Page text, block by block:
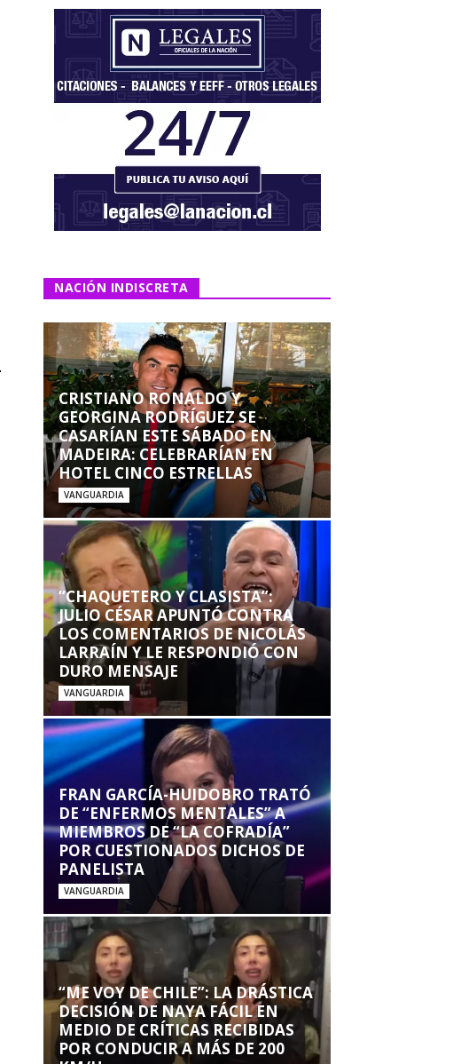
NACIÓN INDISCRETA
CRISTIANO RONALDO Y
GEORGINA RODRÍGUEZ SE
CASARÍAN ESTE SÁBADO EN
MADEIRA: CELEBRARÍAN EN
HOTEL CINCO ESTRELLAS
VANGUARDIA
“CHAQUETERO Y CLASISTA”:
JULIO CÉSAR APUNTÓ CONTRA
LOS COMENTARIOS DE NICOLÁS
LARRAÍN Y LE RESPONDIÓ CON
DURO MENSAJE
VANGUARDIA
FRAN GARCÍA-HUIDOBRO TRATÓ
DE “ENFERMOS MENTALES” A
MIEMBROS DE “LA COFRADÍA”
POR CUESTIONADOS DICHOS DE
PANELISTA
VANGUARDIA
“ME VOY DE CHILE”: LA DRÁSTICA
DECISIÓN DE NAYA FÁCIL EN
MEDIO DE CRÍTICAS RECIBIDAS
POR CONDUCIR A MÁS DE 200